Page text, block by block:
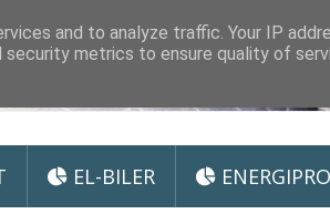
EL-BILER
and to analyze traffic. Your IP
metrics to ensure quality of